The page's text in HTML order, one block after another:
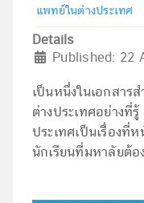
แพทย์ในต่างประเทศ
Details
Published: 22
เป็นหนึ่งในเอกสาร
ต่างประเทศอย่างที่
ประเทศเป็นเรื่องที่
นักเรียนที่มหาลัยต้อ